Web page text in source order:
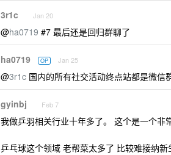
3r1c Jan 20
@ha0719 #7 最后还是回归群聊了
ha0719 OP Jan 25
@3r1c 国内的所有社交活动终点站都是微信
gyinbj Feb 7
我做乒羽相关行业十年多了。 这个是一个非
乒乓球这个领域 老帮菜太多了 比较难接纳